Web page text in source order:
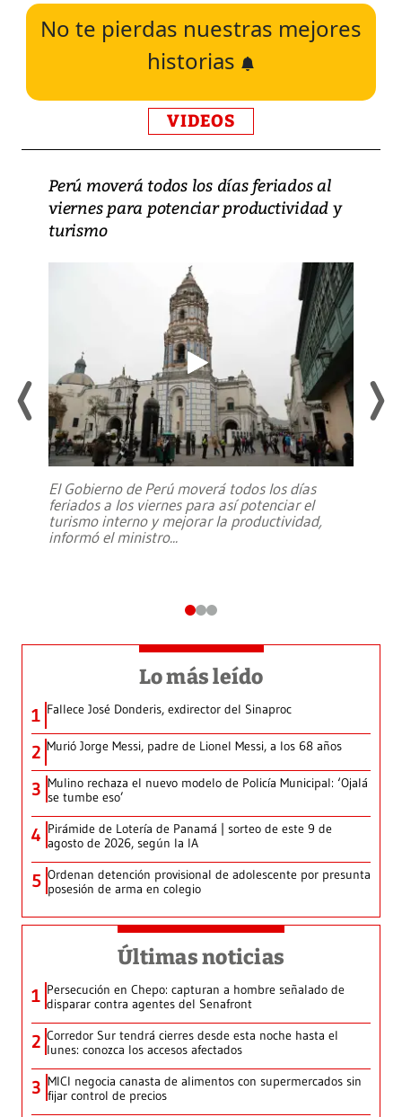
No te pierdas nuestras mejores
historias
VIDEOS
Perú moverá todos los días feriados al
viernes para potenciar productividad y
turismo
El Gobierno de Perú moverá todos los días
feriados a los viernes para así potenciar el
turismo interno y mejorar la productividad,
informó el ministro...
Lo más leído
1 Fallece José Donderis, exdirector del Sinaproc
2 Murió Jorge Messi, padre de Lionel Messi, a los 68 años
3 Mulino rechaza el nuevo modelo de Policía Municipal: ‘Ojalá
se tumbe eso’
4 Pirámide de Lotería de Panamá | sorteo de este 9 de
agosto de 2026, según la IA
5 Ordenan detención provisional de adolescente por presunta
posesión de arma en colegio
Últimas noticias
1 Persecución en Chepo: capturan a hombre señalado de
disparar contra agentes del Senafront
2 Corredor Sur tendrá cierres desde esta noche hasta el
lunes: conozca los accesos afectados
3 MICI negocia canasta de alimentos con supermercados sin
fijar control de precios